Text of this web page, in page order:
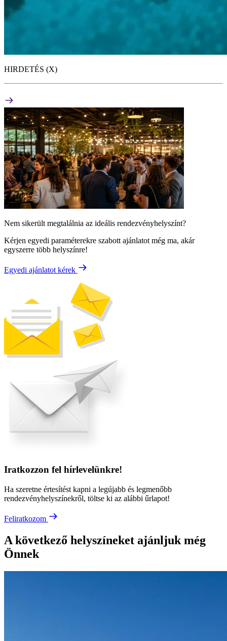
HIRDETÉS (X)
Nem sikerült megtalálnia az ideális rendezvényhelyszínt?
Kérjen egyedi paraméterekre szabott ajánlatot még ma, akár
egyszerre több helyszínre!
Egyedi ajánlatot kérek
Iratkozzon fel hírlevelünkre!
Ha szeretne értesítést kapni a legújabb és legmenőbb
rendezvényhelyszínekről, töltse ki az alábbi űrlapot!
Feliratkozom
A következő helyszíneket ajánljuk még
Önnek